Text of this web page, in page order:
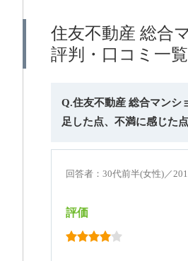
住友不動産 総合
評判・口コミ一覧
Q.住友不動産 総合マンシ
足した点、不満に感じた
回答者：30代前半(女性)／
評価